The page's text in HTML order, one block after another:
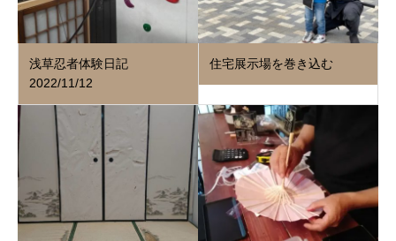
浅草忍者体験日記
2022/11/12
住宅展示場を巻き込む